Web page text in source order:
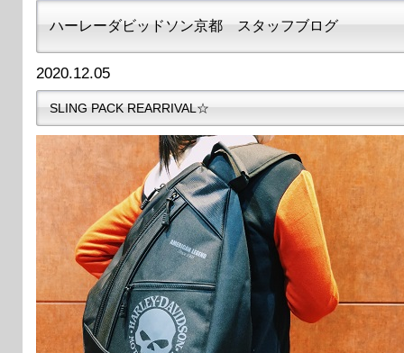
ハーレーダビッドソン京都 スタッフブログ
2020.12.05
SLING PACK REARRIVAL☆